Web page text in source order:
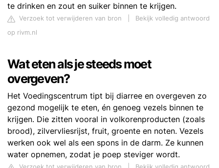
te drinken en zout en suiker binnen te krijgen.
Verzoek tot verwijderen van bron
Bekijk volledig antwoord
op rivm.nl
Wat eten als je steeds moet
overgeven?
Het Voedingscentrum tipt bij diarree en overgeven zo
gezond mogelijk te eten, én genoeg vezels binnen te
krijgen. Die zitten vooral in volkorenproducten (zoals
brood), zilvervliesrijst, fruit, groente en noten. Vezels
werken ook wel als een spons in de darm. Ze kunnen
water opnemen, zodat je poep steviger wordt.